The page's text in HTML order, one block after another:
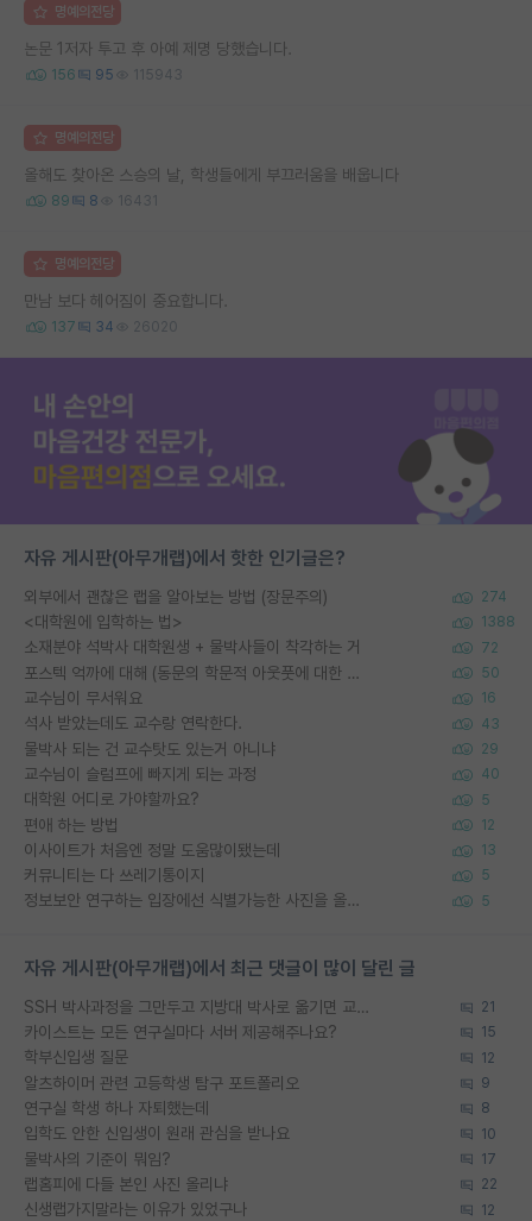
명예의전당
논문 1저자 투고 후 아예 제명 당했습니다.
156 95 115943
명예의전당
올해도 찾아온 스승의 날, 학생들에게 부끄러움을 배웁니다
89 8 16431
명예의전당
만남 보다 헤어짐이 중요합니다.
137 34 26020
자유 게시판(아무개랩)에서 핫한 인기글은?
외부에서 괜찮은 랩을 알아보는 방법 (장문주의) 274
<대학원에 입학하는 법> 1388
소재분야 석박사 대학원생 + 물박사들이 착각하는 거 72
포스텍 억까에 대해 (동문의 학문적 아웃풋에 대한 반박) 50
교수님이 무서워요 16
석사 받았는데도 교수랑 연락한다. 43
물박사 되는 건 교수탓도 있는거 아니냐 29
교수님이 슬럼프에 빠지게 되는 과정 40
대학원 어디로 가야할까요? 5
편애 하는 방법 12
이사이트가 처음엔 정말 도움많이됐는데 13
커뮤니티는 다 쓰레기통이지 5
정보보안 연구하는 입장에선 식별가능한 사진을 올리는건 비추이긴함 5
자유 게시판(아무개랩)에서 최근 댓글이 많이 달린 글
SSH 박사과정을 그만두고 지방대 박사로 옮기면 교수의 꿈은 끝일까요? 21
카이스트는 모든 연구실마다 서버 제공해주나요? 15
학부신입생 질문 12
알츠하이머 관련 고등학생 탐구 포트폴리오 9
연구실 학생 하나 자퇴했는데 8
입학도 안한 신입생이 원래 관심을 받나요 10
물박사의 기준이 뭐임? 17
랩홈피에 다들 본인 사진 올리냐 22
신생랩가지말라는 이유가 있었구나 12